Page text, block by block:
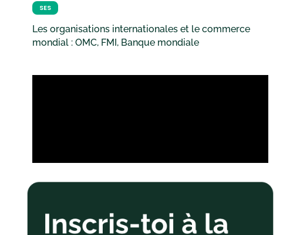
SES
Les organisations internationales et le commerce
mondial : OMC, FMI, Banque mondiale